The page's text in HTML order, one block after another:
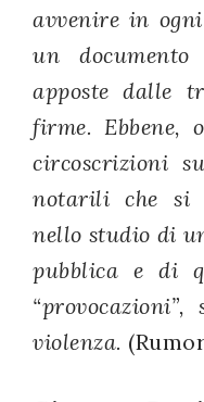
avvenire in
un
apposte dalle
firme. Ebbene,
circoscrizioni
notarili che si
nello studio di
pubblica e di
violenza.